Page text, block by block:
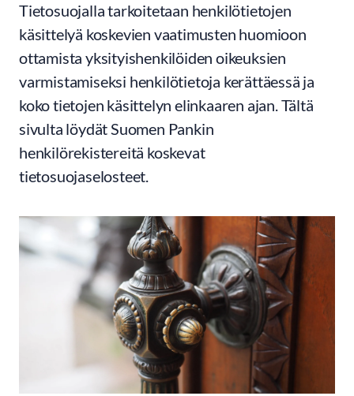
Tietosuojalla tarkoitetaan henkilötietojen
käsittelyä koskevien vaatimusten huomioon
ottamista yksityishenkilöiden oikeuksien
varmistamiseksi henkilötietoja kerättäessä ja
koko tietojen käsittelyn elinkaaren ajan. Tältä
sivulta löydät Suomen Pankin
henkilörekistereitä koskevat
tietosuojaselosteet.